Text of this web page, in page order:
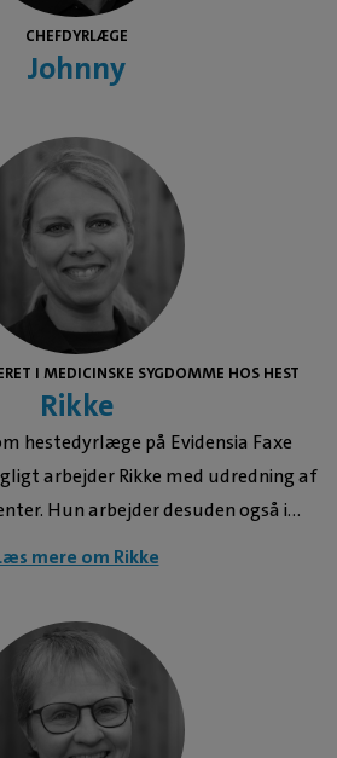
Susanne er desuden
hos hest og holder sig løbende
kurser og kongresser.
holdbarhed i sporten, i forhold
hesten i gang med træning.
nyheder/saet-hesten-i-gang-
i støttebåndet
desmitis i
til den dybe bøjesene.
bladarkiv/2020/nr-08/desmitis-i-
boejesene-hos-hest/ Halthed
hos hest - del 2: Udvalgte diagnoser
i relation til hofteleddet hos
hos-hest-del-ii-udvalgte-
med diagnosticering, af det svært
hofteled hos hest.
2020/nr-04/halthed-relateret-
del-i-anatomi-og-diagnostik/ Det
CHEFDYRLÆGE
Johnny
I MEDICINSKE SYGDOMME HOS HEST
Rikke
hestedyrlæge på Evidensia Faxe
Hun arbejder desuden også i
hjertet, øjnene, neurologiske
Hun har bl.a. stor erfaring med brug
og ultralyd. Dyr En hund
Publikationer Brug af
mere om Rikke